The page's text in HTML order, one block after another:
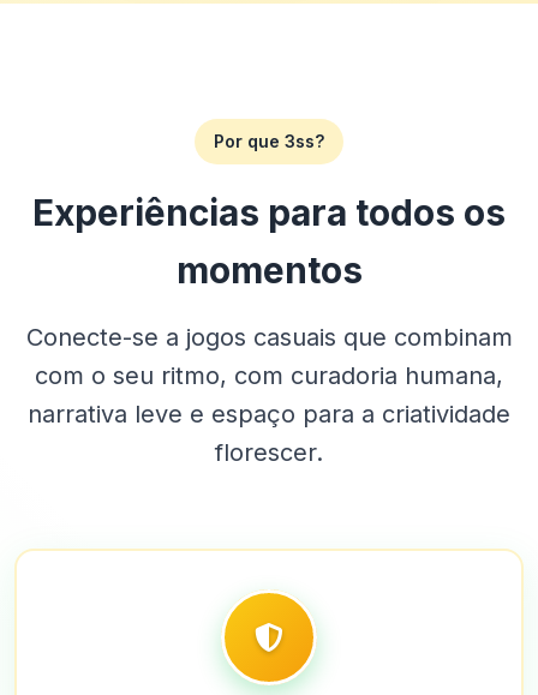
Por que 3ss?
Experiências para todos os
momentos
Conecte-se a jogos casuais que combinam
com o seu ritmo, com curadoria humana,
narrativa leve e espaço para a criatividade
florescer.